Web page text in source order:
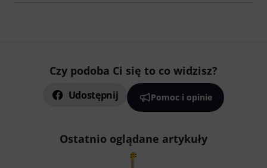
Czy podoba Ci się to co widzisz?
Udostępnij Pomoc i opinie
Ostatnio oglądane artykuły